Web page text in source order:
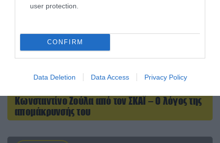
user protection.
CONFIRM
Data Deletion Data Access Privacy Policy
07.08.2026 | 20:02
Κωνσταντίνο Ζούλα από τον ΣΚΑΪ – Ο λόγος της
απομάκρυνσής του